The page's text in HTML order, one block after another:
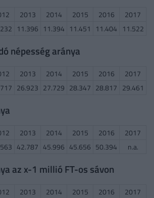
2013 2014 2015 2016
2017
11.396 11.394 11.451 11.404 11.522
népesség aránya
2013 2014 2015 2016
2017
26.923 27.729 28.347 28.817 29.461
2013 2014 2015 2016
2017
42.787 45.996 45.656 50.394 n.a.
az x-1 millió FT-os sávon
2013 2014 2015 2016
2017